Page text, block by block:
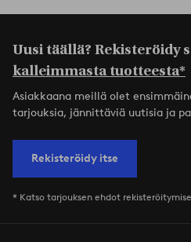
Uusi täällä? Rekisteröidy
kalleimmasta tuotteesta*
Asiakkaana meillä olet
tarjouksia, jännittäviä uutisia ja
Rekisteröidy itse
* Katso tarjouksen ehdot